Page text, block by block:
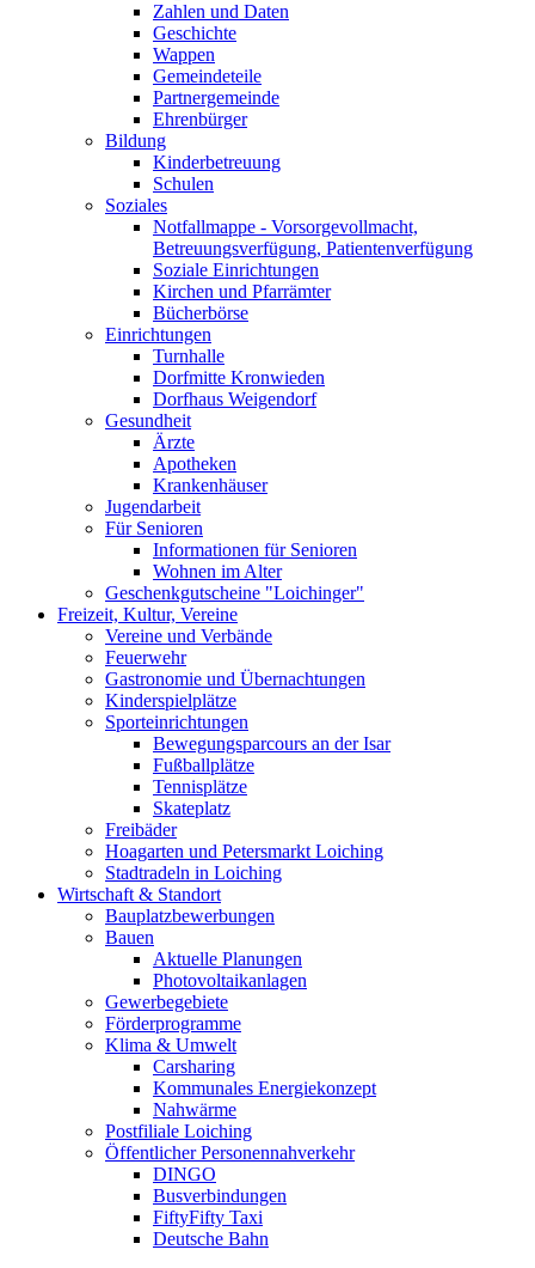
Zahlen und Daten
Geschichte
Wappen
Gemeindeteile
Partnergemeinde
Ehrenbürger
Bildung
Kinderbetreuung
Schulen
Soziales
Notfallmappe - Vorsorgevollmacht,
Betreuungsverfügung, Patientenverfügung
Soziale Einrichtungen
Kirchen und Pfarrämter
Bücherbörse
Einrichtungen
Turnhalle
Dorfmitte Kronwieden
Dorfhaus Weigendorf
Gesundheit
Ärzte
Apotheken
Krankenhäuser
Jugendarbeit
Für Senioren
Informationen für Senioren
Wohnen im Alter
Geschenkgutscheine "Loichinger"
Freizeit, Kultur, Vereine
Vereine und Verbände
Feuerwehr
Gastronomie und Übernachtungen
Kinderspielplätze
Sporteinrichtungen
Bewegungsparcours an der Isar
Fußballplätze
Tennisplätze
Skateplatz
Freibäder
Hoagarten und Petersmarkt Loiching
Stadtradeln in Loiching
Wirtschaft & Standort
Bauplatzbewerbungen
Bauen
Aktuelle Planungen
Photovoltaikanlagen
Gewerbegebiete
Förderprogramme
Klima & Umwelt
Carsharing
Kommunales Energiekonzept
Nahwärme
Postfiliale Loiching
Öffentlicher Personennahverkehr
DINGO
Busverbindungen
FiftyFifty Taxi
Deutsche Bahn